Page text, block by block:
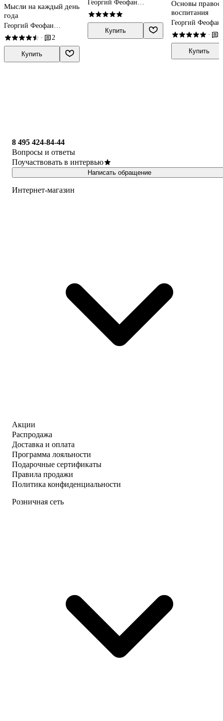
Мысли на каждый день
года
Георгий Феофан
Затворник (Говоров)
· 2
Купить
Георгий Феофан
Затворник (Говоров)
Купить
Основы
воспитания
Георгий Феофан
Затворник
·
Купить
8 495 424-84-44
Вопросы и ответы
Поучаствовать в интервью
Написать обращение
Интернет-магазин
Акции
Распродажа
Доставка и оплата
Программа лояльности
Подарочные сертификаты
Правила продажи
Политика конфиденциальности
Розничная сеть